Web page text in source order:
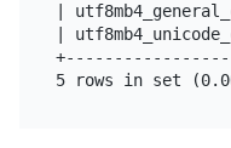
|
|